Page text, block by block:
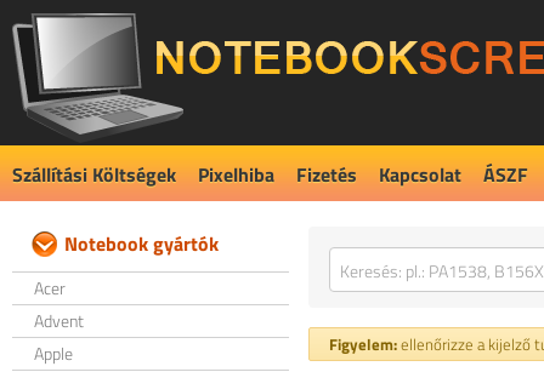
Szállítási Költségek Pixelhiba Fizetés Kapcsolat ÁSZF
Notebook gyártók
Acer
Advent
Apple
Figyelem:ellenőrizze a kijelző